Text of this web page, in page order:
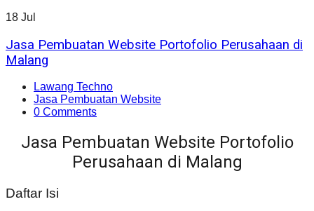
18 Jul
Jasa Pembuatan Website Portofolio Perusahaan di
Malang
Lawang Techno
Jasa Pembuatan Website
0 Comments
Jasa Pembuatan Website Portofolio
Perusahaan di Malang
Daftar Isi